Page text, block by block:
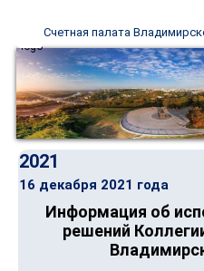
Счетная палата
2021
16 декабря 2021 года
Информация об
решений